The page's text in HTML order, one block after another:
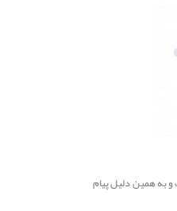
به همین دلیل پیام